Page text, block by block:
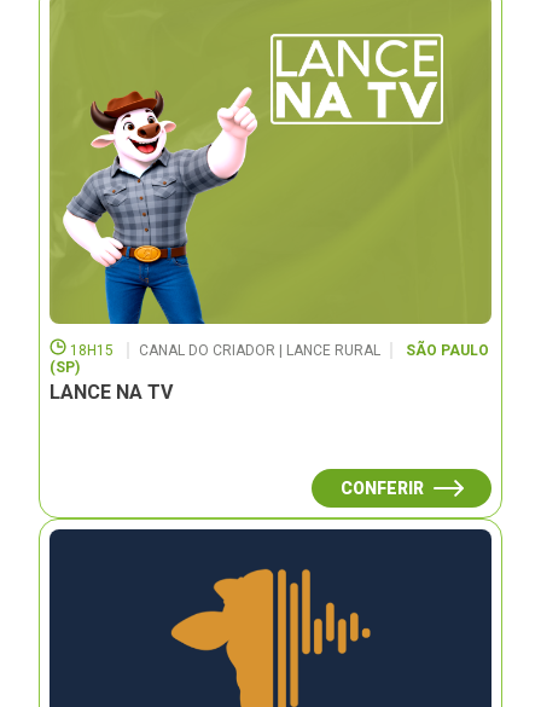
18H15 CANAL DO CRIADOR | LANCE RURAL
SÃO PAULO
(SP)
LANCE NA TV
CONFERIR